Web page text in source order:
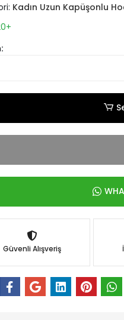
Kadın Uzun Kapüşonlu
Güvenli Alışveriş